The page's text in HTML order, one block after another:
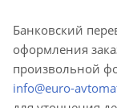
Банковский
оформления
произвольной
info@euro-